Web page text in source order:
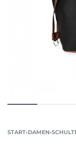
START›DAMEN›